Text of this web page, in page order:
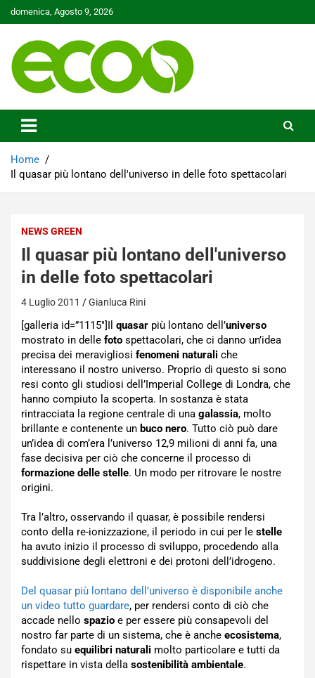
Skip
to
domenica, Agosto 9, 2026
Ecoo.it
Home
Il quasar più lontano dell'universo in delle foto spettacolari
NEWS GREEN
Il quasar più lontano dell'universo
in delle foto spettacolari
4 Luglio 2011 Gianluca Rini
[galleria id=”1115″]Il quasar più lontano dell’universo
mostrato in delle foto spettacolari, che ci danno un’idea
precisa dei meravigliosi fenomeni naturali che
interessano il nostro universo. Proprio di questo si sono
resi conto gli studiosi dell’Imperial College di Londra, che
hanno compiuto la scoperta. In sostanza è stata
rintracciata la regione centrale di una galassia, molto
brillante e contenente un buco nero. Tutto ciò può dare
un’idea di com’era l’universo 12,9 milioni di anni fa, una
fase decisiva per ciò che concerne il processo di
formazione delle stelle. Un modo per ritrovare le nostre
origini.
Tra l’altro, osservando il quasar, è possibile rendersi
conto della re-ionizzazione, il periodo in cui per le stelle
ha avuto inizio il processo di sviluppo, procedendo alla
suddivisione degli elettroni e dei protoni dell’idrogeno.
Del quasar più lontano dell’universo è disponibile anche
un video tutto guardare, per rendersi conto di ciò che
accade nello spazio e per essere più consapevoli del
nostro far parte di un sistema, che è anche ecosistema,
fondato su equilibri naturali molto particolare e tutti da
rispettare in vista della sostenibilità ambientale.